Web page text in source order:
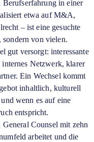
Berufserfahrung in einer
etwa auf M&A,
– ist eine gesuchte
sondern von vielen.
gut versorgt: interessante
internes Netzwerk, klarer
Ein Wechsel kommt
inhaltlich, kulturell
wenn es auf eine
entspricht.
Counsel mit zehn
arbeitet und die